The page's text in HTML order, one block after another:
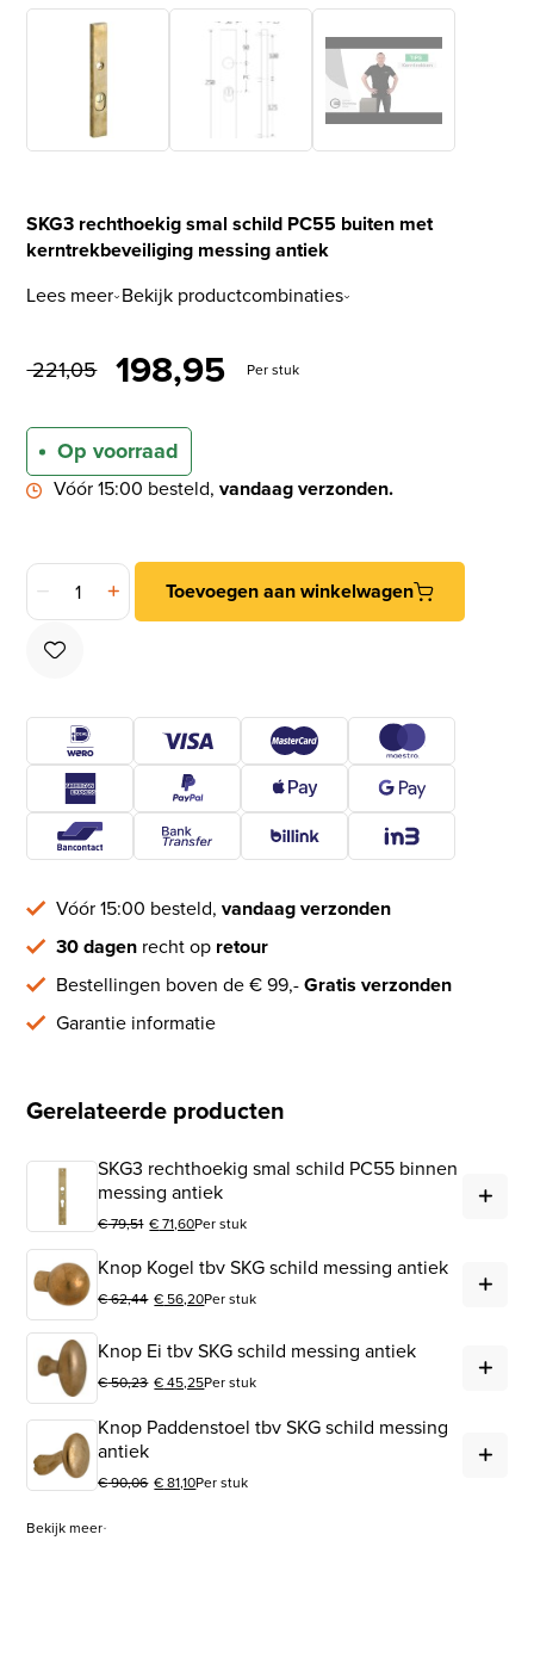
SKG3 rechthoekig smal schild PC55 buiten met
kerntrekbeveiliging messing antiek
Lees meer Bekijk productcombinaties
221,05 Oorspronkelijke prijs was:
198,95Huidige prijs is: €
Per stuk
Op voorraad
Vóór 15:00 besteld,vandaag verzonden.
SKG3 rechthoekig smal schild PC55 buiten met
Toevoegen aan winkelwagen
Vóór 15:00 besteld,vandaag verzonden
30 dagen recht op retour
Bestellingen boven de € 99,-Gratis verzonden
Garantie informatie
Gerelateerde producten
SKG3 rechthoekig smal schild PC55 binnen
messing antiek
€79,51
Oorspronkelijke prijs was: € 79,51.
€71,60
Huidige prijs is: € 71,60.
Per stuk
Knop Kogel tbv SKG schild messing antiek
€62,44
Oorspronkelijke prijs was: € 62,44.
€ 56,20
Huidige prijs is: € 56,20.
Per stuk
Knop Ei tbv SKG schild messing antiek
€50,23
Oorspronkelijke prijs was: € 50,23.
€45,25
Huidige prijs is: € 45,25.
Per stuk
Knop Paddenstoel tbv SKG schild messing
antiek
€90,06
Oorspronkelijke prijs was: € 90,06.
€81,10
Huidige prijs is: € 81,10.
Per stuk
Bekijk meer